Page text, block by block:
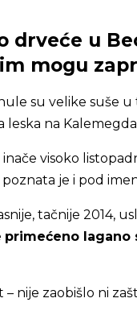
drveće u
mogu
su velike suše
leska na
inače visoko
poznata je i pod
tačnije 2014,
primećeno lagano
– nije zaobišlo ni